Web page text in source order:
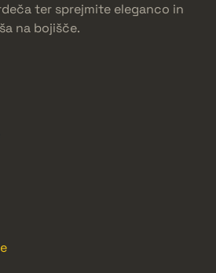
ter sprejmite eleganco in
na bojišče.